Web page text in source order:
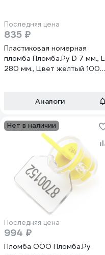
Последняя цена
835 ₽
Пластиковая номерная
пломба Пломба.Ру D 7 мм., L
280 мм., Цвет желтый 100
Аналоги
Нет в наличии
Последняя цена
994 ₽
Пломба ООО Пломба.Ру